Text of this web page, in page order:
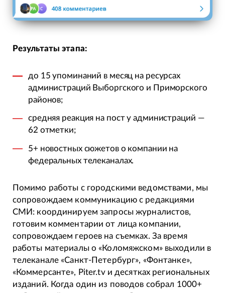
Результаты этапа:
до 15 упоминаний в месяц на ресурсах
администраций Выборгского и Приморского
районов;
средняя реакция на пост у администраций —
62 отметки;
5+ новостных сюжетов о компании на
федеральных телеканалах.
Помимо работы с городскими ведомствами, мы
сопровождаем коммуникацию с редакциями
СМИ: координируем запросы журналистов,
готовим комментарии от лица компании,
сопровождаем героев на съемках. За время
работы материалы о «Коломяжском» выходили в
телеканале «Санкт-Петербург», «Фонтанке»,
«Коммерсанте», Piter.tv и десятках региональных
изданий. Когда один из поводов собрал 1000+